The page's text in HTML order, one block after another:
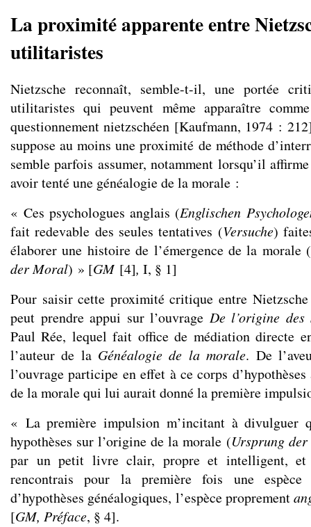
La proximité apparente entre
utilitaristes
Nietzsche reconnaît, semble-t-il, une portée
utilitaristes qui peuvent même apparaître
questionnement nietzschéen [Kaufmann, 1974 :
suppose au moins une proximité de méthode
semble parfois assumer, notamment lorsqu’il
avoir tenté une généalogie de la morale :
« Ces psychologues anglais (Englischen
fait redevable des seules tentatives (Versuche)
élaborer une histoire de l’émergence de la morale (
der Moral) » [GM[4], I, § 1]
Pour saisir cette proximité critique entre
peut prendre appui sur l’ouvrage De l’origine
Paul Rée, lequel fait office de médiation directe
l’auteur de la Généalogie de la morale. De
l’ouvrage participe en effet à ce corps
de la morale qui lui aurait donné la première
« La première impulsion m’incitant à divulguer
hypothèses sur l’origine de la morale (Ursprung
par un petit livre clair, propre et intelligent, et
rencontrais pour la première fois une espèce
d’hypothèses généalogiques, l’espèce proprement
[GM, Préface, § 4].